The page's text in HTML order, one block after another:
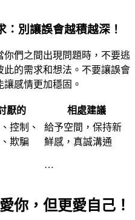
別讓誤會越積越深！
們之間出現問題時，不要逃
的需求和想法。不要讓誤會
感情更加穩固。
厭的 相處建議
控制、
欺騙
給予空間，保持新
鮮感，真誠溝通
…
你，但更愛自己！